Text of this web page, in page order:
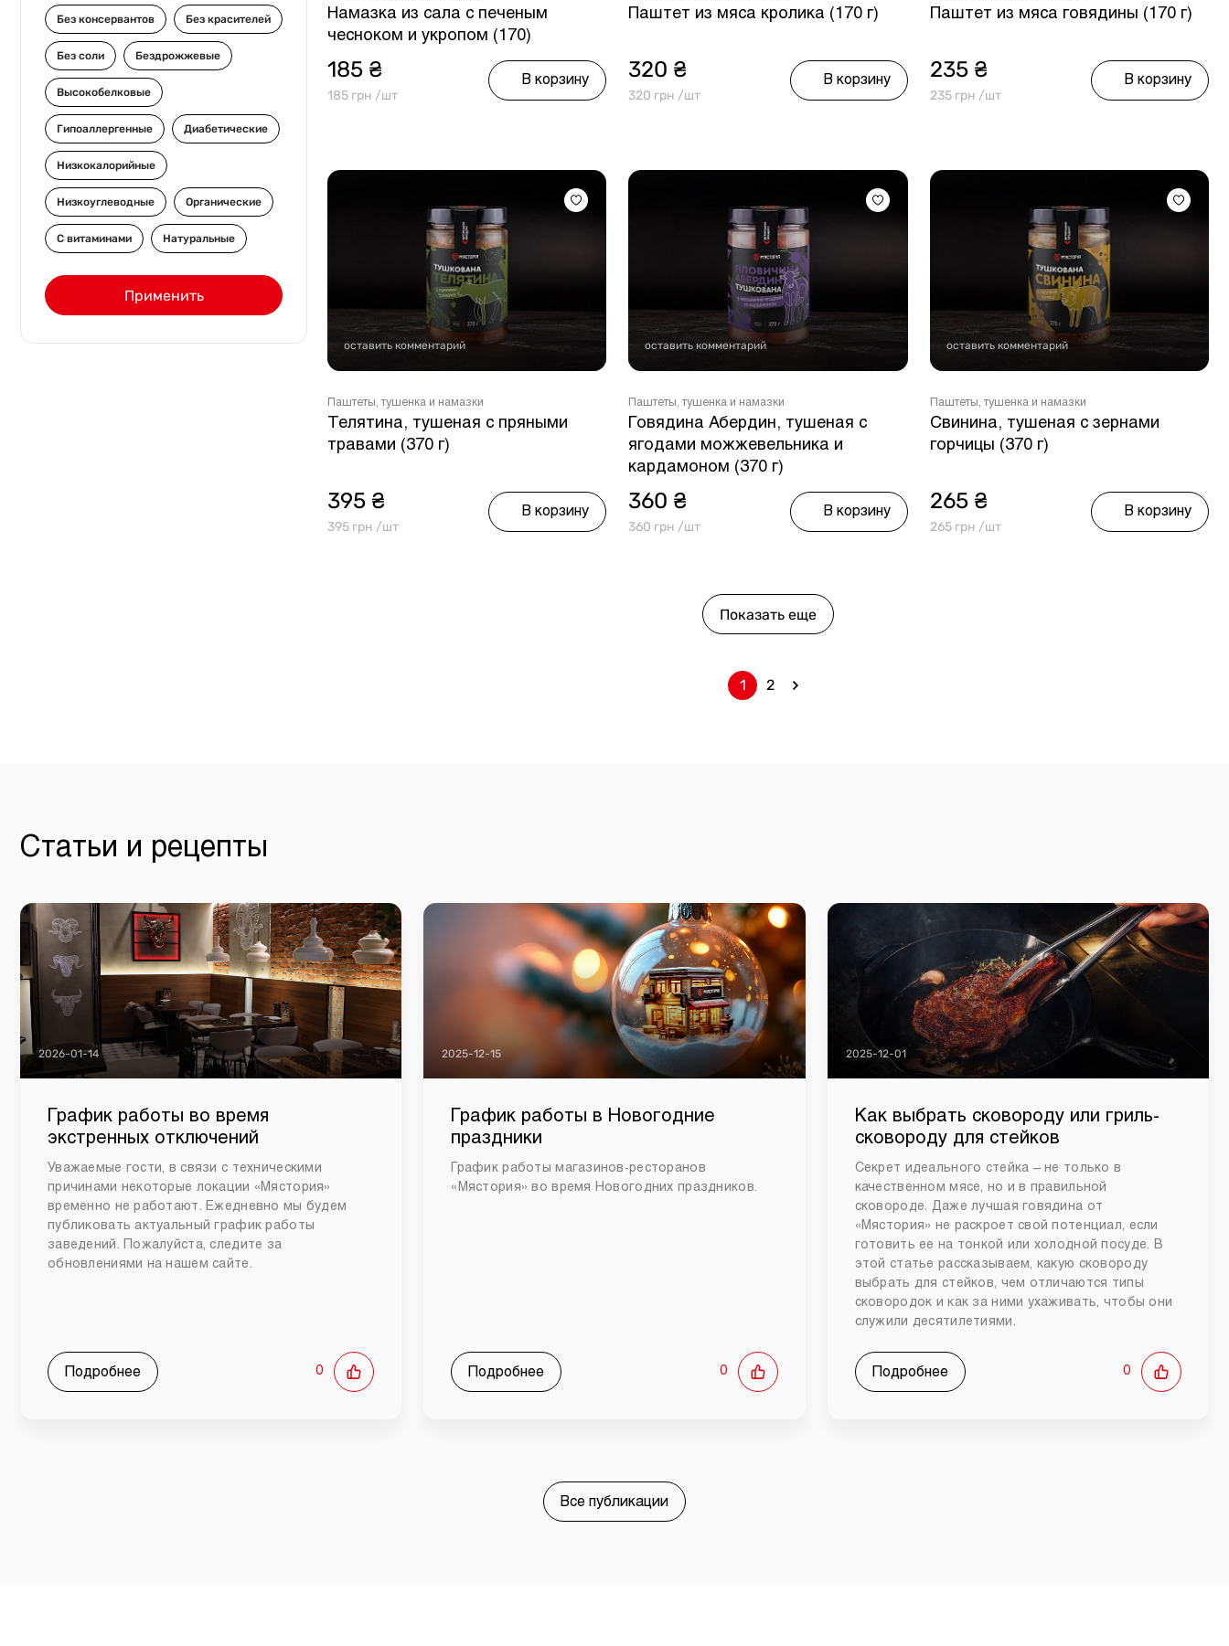
Без консервантов Без красителей
Без соли Бездрожжевые
Высокобелковые
Гипоаллергенные Диабетические
Низкокалорийные
Низкоуглеводные Органические
С витаминами Натуральные
Применить
Намазка из сала с печеным
чесноком и укропом (170)
185 ₴
185 грн /шт
В корзину
Паштет из мяса кролика (170 г)
320 ₴
320 грн /шт
В корзину
Паштет из мяса говядины (170 г)
235 ₴
235 грн /шт
В корзину
оставить комментарий
Паштеты, тушенка и намазки
Телятина, тушеная с пряными
травами (370 г)
395 ₴
395 грн /шт
В корзину
оставить комментарий
Паштеты, тушенка и намазки
Говядина Абердин, тушеная с
ягодами можжевельника и
кардамоном (370 г)
360 ₴
360 грн /шт
В корзину
оставить комментарий
Паштеты, тушенка и намазки
Свинина, тушеная с зернами
горчицы (370 г)
265 ₴
265 грн /шт
В корзину
Показать еще
1 2
Статьи и рецепты
2026-01-14
График работы во время
экстренных отключений
Уважаемые гости, в связи с техническими
причинами некоторые локации «Мястория»
временно не работают. Ежедневно мы будем
публиковать актуальный график работы
заведений. Пожалуйста, следите за
обновлениями на нашем сайте.
Подробнее 0
2025-12-15
График работы в Новогодние
праздники
График работы магазинов-ресторанов
«Мястория» во время Новогодних праздников.
Подробнее 0
2025-12-01
Как выбрать сковороду или гриль-
сковороду для стейков
Секрет идеального стейка – не только в
качественном мясе, но и в правильной
сковороде. Даже лучшая говядина от
«Мястория» не раскроет свой потенциал, если
готовить ее на тонкой или холодной посуде. В
этой статье рассказываем, какую сковороду
выбрать для стейков, чем отличаются типы
сковородок и как за ними ухаживать, чтобы они
служили десятилетиями.
Подробнее 0
Все публикации